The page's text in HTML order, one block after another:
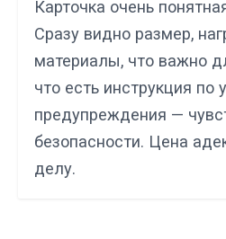
Карточка очень
Сразу видно размер,
материалы, что важно
что есть инструкция по
предупреждения —
безопасности. Цена
делу.